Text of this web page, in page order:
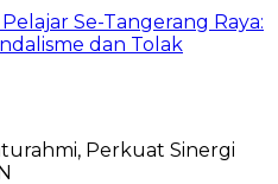
Se-Tangerang Raya:
dan Tolak